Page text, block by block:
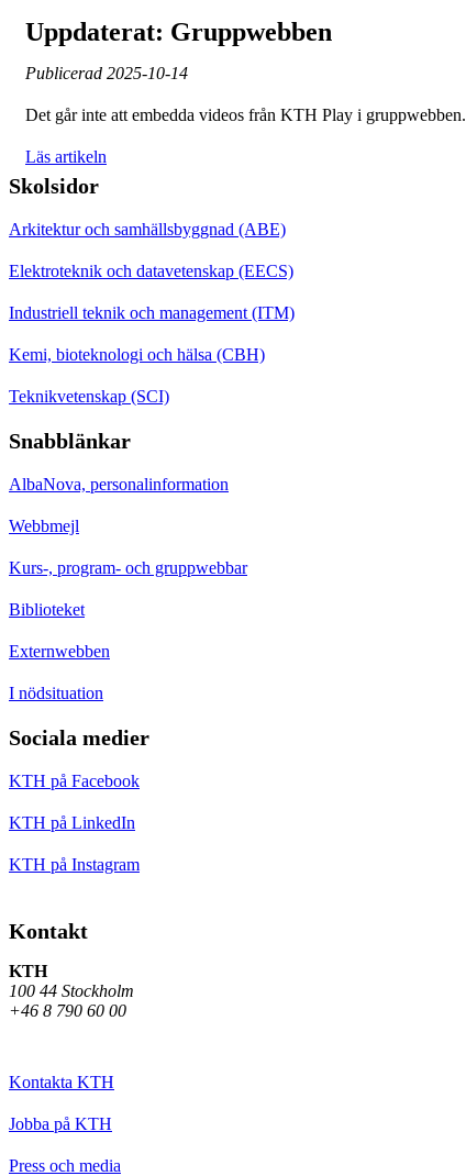
Uppdaterat: Gruppwebben
Publicerad 2025-10-14
Det går inte att embedda videos från KTH Play i gruppwebben.
Läs artikeln
Skolsidor
Arkitektur och samhällsbyggnad (ABE)
Elektroteknik och datavetenskap (EECS)
Industriell teknik och management (ITM)
Kemi, bioteknologi och hälsa (CBH)
Teknikvetenskap (SCI)
Snabblänkar
AlbaNova, personalinformation
Webbmejl
Kurs-, program- och gruppwebbar
Biblioteket
Externwebben
I nödsituation
Sociala medier
KTH på Facebook
KTH på LinkedIn
KTH på Instagram
Kontakt
KTH
100 44 Stockholm
+46 8 790 60 00
Kontakta KTH
Jobba på KTH
Press och media